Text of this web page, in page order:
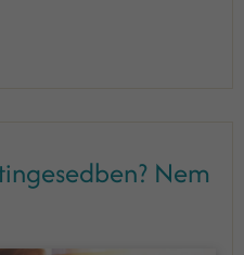
Nem